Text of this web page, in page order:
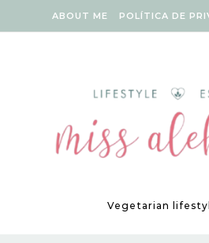
ABOUT ME POLÍTICA DE
Vegetarian